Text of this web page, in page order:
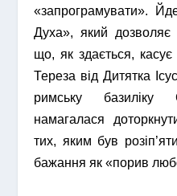
«запрограмувати».
Духа», який дозволяє
що, як здається, касує
Тереза від Дитятка
римську
намагалася
тих, яким був
бажання як «порив